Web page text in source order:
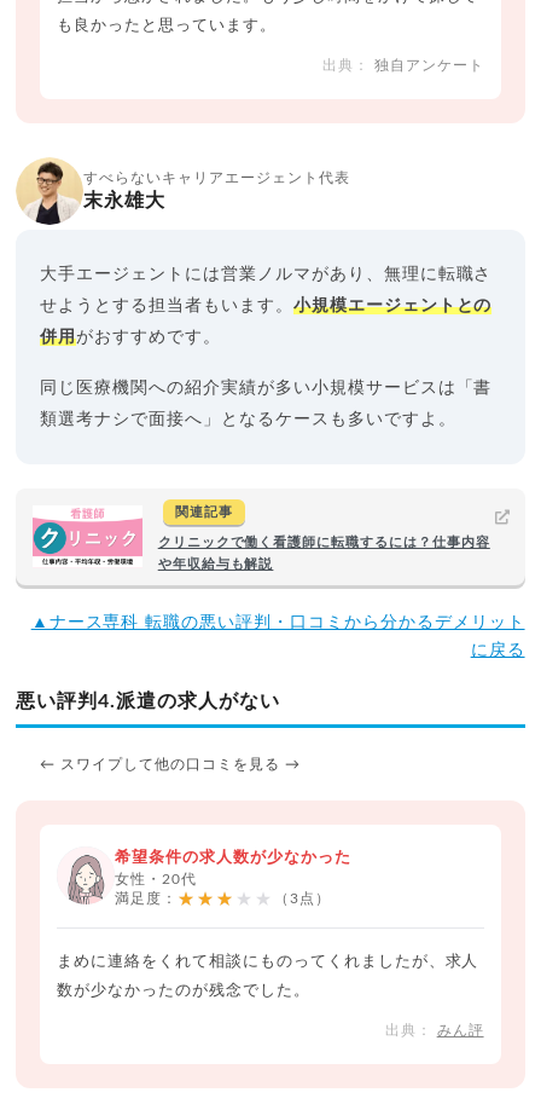
も良かったと思っています。
独自アンケート
すべらないキャリアエージェント代表
末永雄大
大手エージェントには営業ノルマがあり、無理に転職さ
せようとする担当者もいます。 小規模エージェントとの
併用がおすすめです。
同じ医療機関への紹介実績が多い小規模サービスは「書
類選考ナシで面接へ」となるケースも多いですよ。
関連記事
クリニックで働く看護師に転職するには？仕事内容
や年収給与も解説
▲ナース専科 転職の悪い評判・口コミから分かるデメリット
に戻る
悪い評判4.派遣の求人がない
← スワイプして他の口コミを見る →
希望条件の求人数が少なかった
女性・20代
満足度： ★★★★★ （3点）
まめに連絡をくれて相談にものってくれましたが、求人
数が少なかったのが残念でした。
みん評